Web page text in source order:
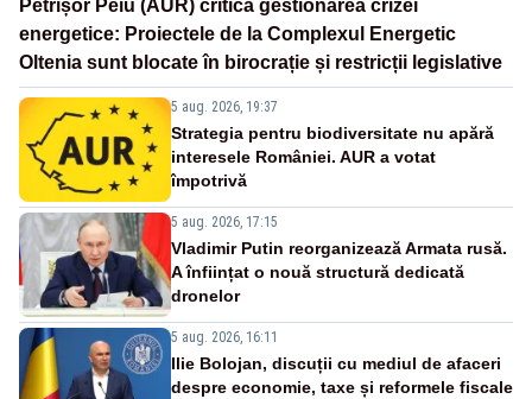
Petrișor Peiu (AUR) critică gestionarea crizei
energetice: Proiectele de la Complexul Energetic
Oltenia sunt blocate în birocrație și restricții legislative
5 aug. 2026, 19:37
Strategia pentru biodiversitate nu apără
interesele României. AUR a votat
împotrivă
5 aug. 2026, 17:15
Vladimir Putin reorganizează Armata rusă.
A înființat o nouă structură dedicată
dronelor
5 aug. 2026, 16:11
Ilie Bolojan, discuții cu mediul de afaceri
despre economie, taxe și reformele fiscale